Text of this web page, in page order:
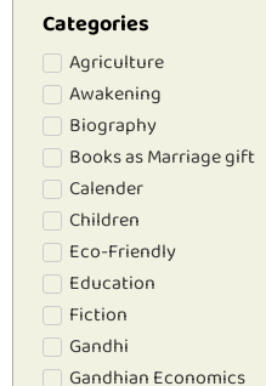
Categories
Agriculture
Awakening
Biography
Books as Marriage gift
Calender
Children
Eco-Friendly
Education
Fiction
Gandhi
Gandhian Economics